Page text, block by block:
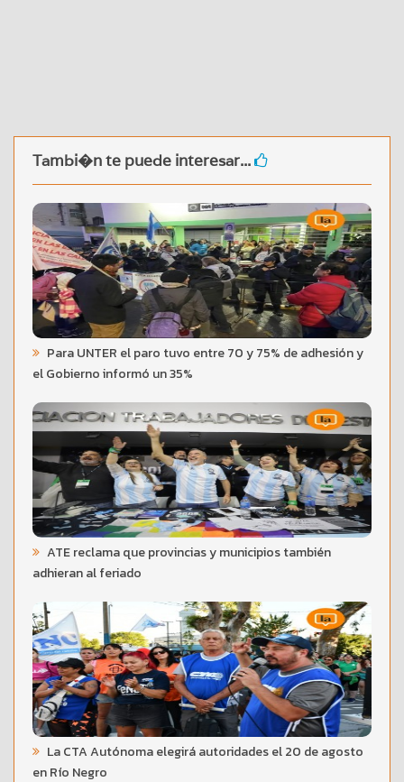
Tambi�n te puede interesar...
Para UNTER el paro tuvo entre 70 y 75% de adhesión y
el Gobierno informó un 35%
ATE reclama que provincias y municipios también
adhieran al feriado
La CTA Autónoma elegirá autoridades el 20 de agosto
en Río Negro